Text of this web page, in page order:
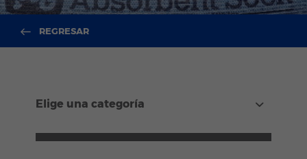
REGRESAR
Elige una categoría